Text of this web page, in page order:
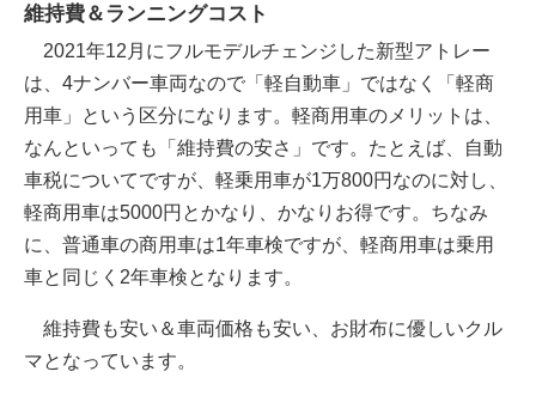
維持費＆ランニングコスト
2021年12月にフルモデルチェンジした新型アトレー
は、4ナンバー車両なので「軽自動車」ではなく「軽商
用車」という区分になります。軽商用車のメリットは、
なんといっても「維持費の安さ」です。たとえば、自動
車税についてですが、軽乗用車が1万800円なのに対し、
軽商用車は5000円とかなり、かなりお得です。ちなみ
に、普通車の商用車は1年車検ですが、軽商用車は乗用
車と同じく2年車検となります。
維持費も安い＆車両価格も安い、お財布に優しいクル
マとなっています。